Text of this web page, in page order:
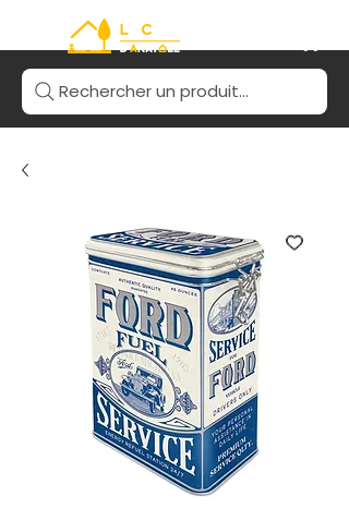
Rechercher un produit...